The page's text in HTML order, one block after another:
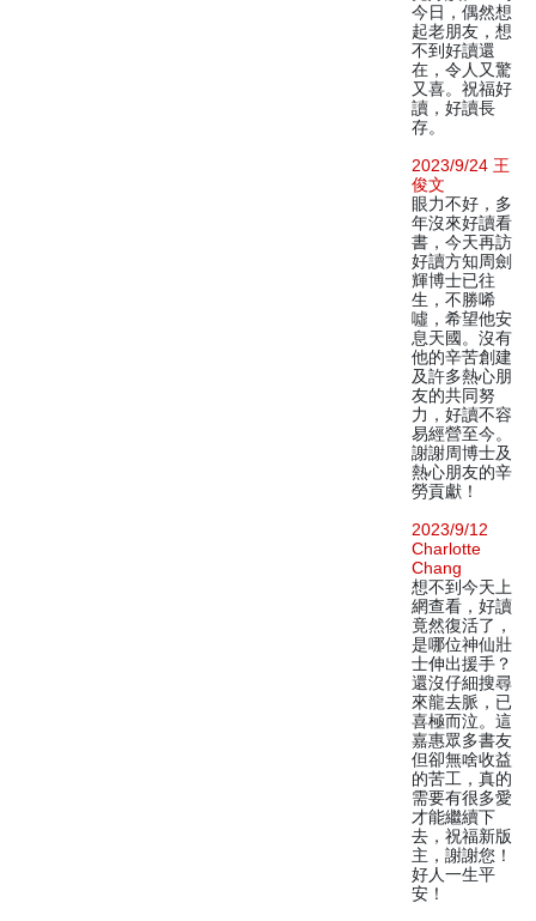
今日，偶然想
起老朋友，想
不到好讀還
在，令人又驚
又喜。祝福好
讀，好讀長
存。
2023/9/24 王
俊文
眼力不好，多
年沒來好讀看
書，今天再訪
好讀方知周劍
輝博士已往
生，不勝唏
噓，希望他安
息天國。沒有
他的辛苦創建
及許多熱心朋
友的共同努
力，好讀不容
易經營至今。
謝謝周博士及
熱心朋友的辛
勞貢獻！
2023/9/12
Charlotte
Chang
想不到今天上
網查看，好讀
竟然復活了，
是哪位神仙壯
士伸出援手？
還沒仔細搜尋
來龍去脈，已
喜極而泣。這
嘉惠眾多書友
但卻無啥收益
的苦工，真的
需要有很多愛
才能繼續下
去，祝福新版
主，謝謝您！
好人一生平
安！